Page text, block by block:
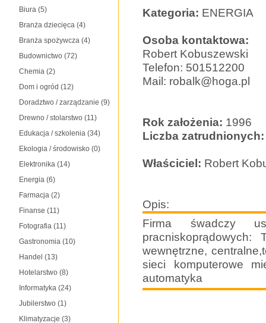
Biura (5)
Branża dziecięca (4)
Branża spożywcza (4)
Budownictwo (72)
Chemia (2)
Dom i ogród (12)
Doradztwo / zarządzanie (9)
Drewno / stolarstwo (11)
Edukacja / szkolenia (34)
Ekologia / środowisko (0)
Elektronika (14)
Energia (6)
Farmacja (2)
Finanse (11)
Fotografia (11)
Gastronomia (10)
Handel (13)
Hotelarstwo (8)
Informatyka (24)
Jubilerstwo (1)
Klimatyzacje (3)
Kategoria: ENERGIA
Osoba kontaktowa:
Robert Kobuszewski
Telefon: 501512200
Mail: robalk@hoga.pl
Rok założenia: 1996
Liczba zatrudnionych:
Właściciel: Robert
Opis:
Firma śwadczy
pracniskoprądowych:
wewnętrzne,
sieci komputerowe
automatyka